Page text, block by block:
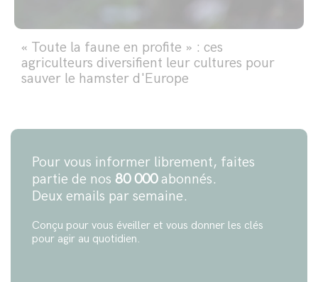
« Toute la faune en profite » : ces
agriculteurs diversifient leur cultures pour
sauver le hamster d'Europe
Pour vous informer librement, faites
partie de nos 80 000abonnés.
Deux emails par semaine.
Conçu pour vous éveiller et vous donner les clés
pour agir au quotidien.